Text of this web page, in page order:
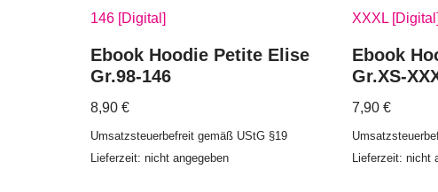
Ebook Hoodie Petite Elise
Gr.98-146
8,90 €
Umsatzsteuerbefreit gemäß UStG §19
Lieferzeit: nicht angegeben
Ebook
Gr.XS-
7,90 €
Lieferzeit: nicht